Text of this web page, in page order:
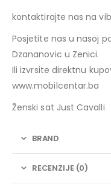
kontaktirajte nas na
Posjetite nas u nasoj
Dzananovic u Zenici.
Ili izvrsite direktnu
www.mobilcentar.ba
Ženski sat Just Cavalli
BRAND
RECENZIJE (0)